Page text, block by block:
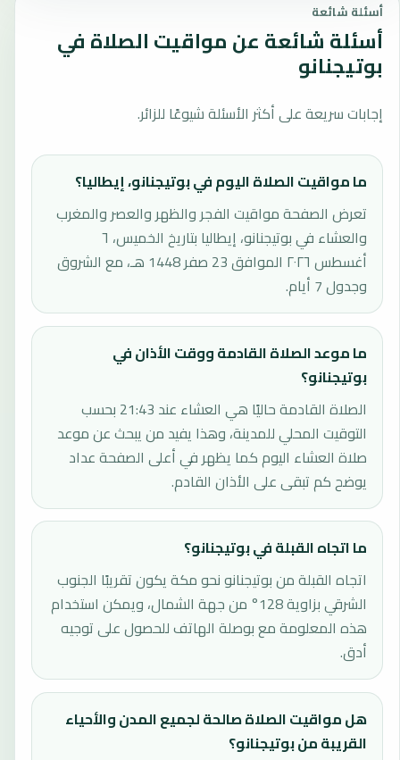
أسئلة شائعة
أسئلة شائعة عن مواقيت الصلاة في
بوتيجنانو
إجابات سريعة على أكثر الأسئلة شيوعًا للزائر.
ما مواقيت الصلاة اليوم في بوتيجنانو، إيطاليا؟
تعرض الصفحة مواقيت الفجر والظهر والعصر والمغرب
والعشاء في بوتيجنانو، إيطاليا بتاريخ الخميس، ٦
أغسطس ٢٠٢٦ الموافق 23 صفر 1448 هـ، مع الشروق
وجدول 7 أيام.
ما موعد الصلاة القادمة ووقت الأذان في
بوتيجنانو؟
الصلاة القادمة حاليًا هي العشاء عند 21:43 بحسب
التوقيت المحلي للمدينة، وهذا يفيد من يبحث عن موعد
صلاة العشاء اليوم كما يظهر في أعلى الصفحة عداد
يوضح كم تبقى على الأذان القادم.
ما اتجاه القبلة في بوتيجنانو؟
اتجاه القبلة من بوتيجنانو نحو مكة يكون تقريبًا الجنوب
الشرقي بزاوية 128° من جهة الشمال، ويمكن استخدام
هذه المعلومة مع بوصلة الهاتف للحصول على توجيه
أدق.
هل مواقيت الصلاة صالحة لجميع المدن والأحياء
القريبة من بوتيجنانو؟